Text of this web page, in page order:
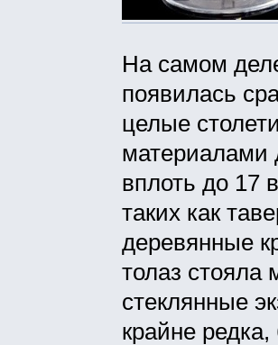
На самом
появилась
целые
материалами
вплоть до 17
таких как
деревянные
толаз стояла
стеклянные
крайне